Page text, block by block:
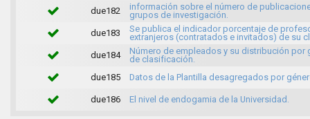
due182
información sobre el número de
grupos de investigación.
due183
Se publica el indicador porcentaje de
extranjeros (contratados e invitados) de su
due184
Número de empleados y su distribución por
de clasificación.
due185
Datos de la Plantilla desagregados por
due186 El nivel de endogamia de la Universidad.